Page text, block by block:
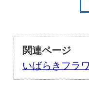
関連ページ
いばらきフラ